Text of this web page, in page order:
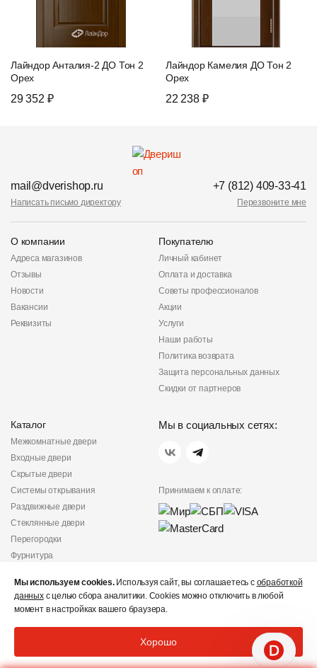
Лайндор Анталия-2 ДО Тон 2
Орех
29 352 ₽
Лайндор Камелия ДО Тон 2
Орех
22 238 ₽
mail@dverishop.ru
Написать письмо директору
+7 (812) 409-33-41
Перезвоните мне
О компании
Адреса магазинов
Отзывы
Новости
Вакансии
Реквизиты
Покупателю
Личный кабинет
Оплата и доставка
Советы профессионалов
Акции
Услуги
Наши работы
Политика возврата
Защита персональных данных
Скидки от партнеров
Каталог
Межкомнатные двери
Входные двери
Скрытые двери
Системы открывания
Раздвижные двери
Стеклянные двери
Перегородки
Фурнитура
Мы в социальных сетях:
Принимаем к оплате:
конфиденциальности
Не является публичной
© «Дверишоп» 2012 - 2026
Мы используем cookies.Используя сайт, вы соглашаетесь с обработкой
данныхс целью сбора аналитики. Cookies можно отключить в любой
момент в настройках вашего браузера.
Хорошо